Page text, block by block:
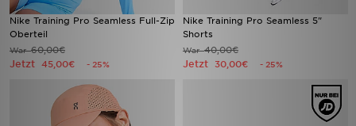
Nike Training Pro Seamless Full-Zip
Oberteil
War60,00€
Jetzt 45,00€ - 25%
Nike Training Pro Seamless 5"
Shorts
War40,00€
Jetzt 30,00€ - 25%